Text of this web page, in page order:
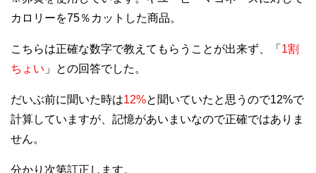
カロリーを75％カットした商品。
こちらは正確な数字で教えてもらうことが出来ず、「 1割
ちょい 」との回答でした。
だいぶ前に聞いた時は12%と聞いていたと思うので12%で
計算していますが、記憶があいまいなので正確ではありま
せん。
分かり次第訂正します。